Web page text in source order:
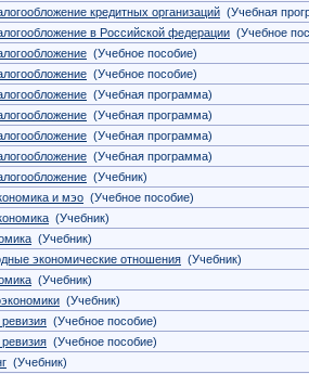
кредитных организаций (Учебная
в Российской федерации (Учебное
(Учебное пособие)
(Учебное пособие)
(Учебная программа)
(Учебная программа)
(Учебная программа)
(Учебная программа)
(Учебник)
и мэо (Учебное пособие)
(Учебник)
(Учебник)
экономические отношения (Учебник)
(Учебник)
(Учебник)
(Учебное пособие)
(Учебное пособие)
(Учебник)